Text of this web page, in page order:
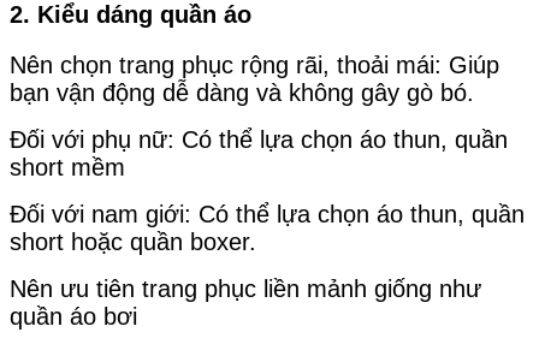
2. Kiểu dáng quần áo
Nên chọn trang phục rộng rãi, thoải mái: Giúp
bạn vận động dễ dàng và không gây gò bó.
Đối với phụ nữ: Có thể lựa chọn áo thun, quần
short mềm
Đối với nam giới: Có thể lựa chọn áo thun, quần
short hoặc quần boxer.
Nên ưu tiên trang phục liền mảnh giống như
quần áo bơi